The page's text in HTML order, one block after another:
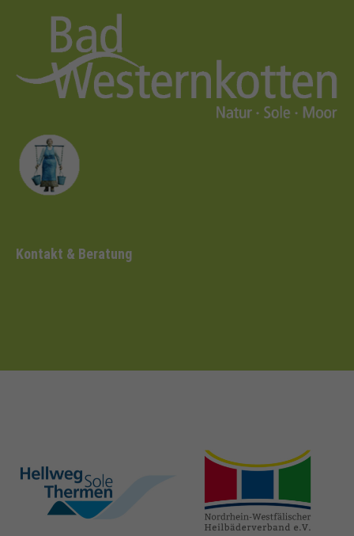
Kontakt & Beratung
hellweg-sole-
thermen.de
heilbaeder.de